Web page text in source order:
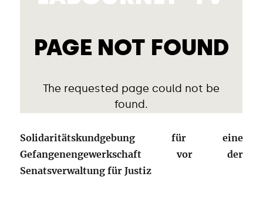
Solidaritätskundgebung für eine
Gefangenengewerkschaft vor der
Senatsverwaltung für Justiz